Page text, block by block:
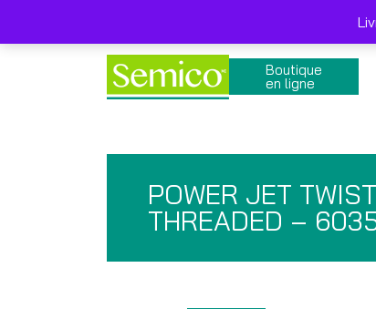
Livraison gratuite 249$ et + avant taxes
Boutique
en ligne
POWER JET
THREADED –